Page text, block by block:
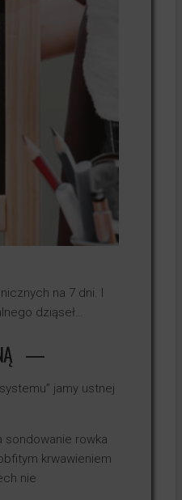
na 7 dni. I
dziąseł…
jamy ustnej
sondowanie rowka
krwawieniem
nie